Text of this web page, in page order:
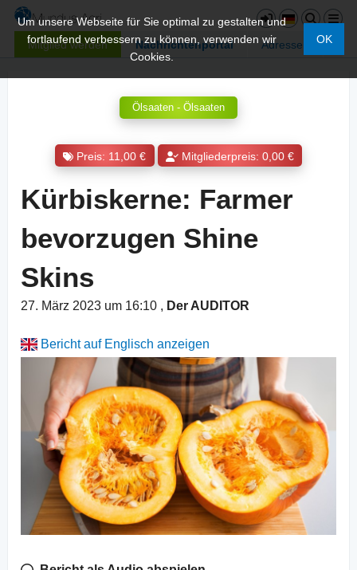
Mitglied werden Nachrichtenportal Adressen
Um unsere Webseite für Sie optimal zu gestalten und
fortlaufend verbessern zu können, verwenden wir
Cookies.
OK
Ölsaaten - Ölsaaten
Preis: 11,00 € Mitgliederpreis: 0,00 €
Kürbiskerne: Farmer
bevorzugen Shine
Skins
27. März 2023 um 16:10 , Der AUDITOR
Bericht auf Englisch anzeigen